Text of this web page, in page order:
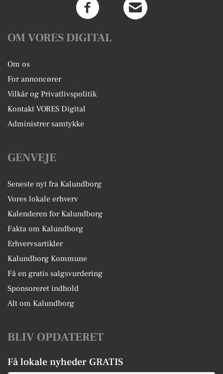
OM VORES DIGITAL
Om os
For annoncører
Vilkår og Privatlivspolitik
Kontakt VORES Digital
Administrer samtykke
GENVEJE
Seneste nyt fra Kalundborg
Vores lokale erhverv
Kalenderen for Kalundborg
Fakta om Kalundborg
Erhvervsartikler
Kalundborg Kommune
Få en gratis salgsvurdering
Sponsoreret indhold
Alt om Kalundborg
BLIV OPDATERET
Få lokale nyheder GRATIS